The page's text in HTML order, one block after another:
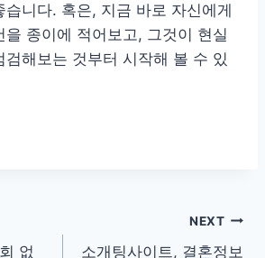
습니다. 혹은, 지금 바로 자신에게
을 종이에 적어보고, 그것이 현실
검해보는 것부터 시작해 볼 수 있
없
NEXT
소개팅사이트, 결혼정보